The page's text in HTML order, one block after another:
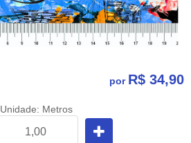
por R$ 34,90
Unidade: Metros